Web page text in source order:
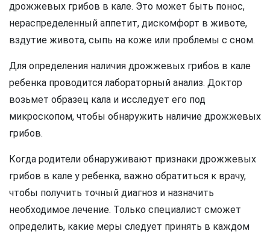
дрожжевых грибов в кале. Это может быть понос,
нераспределенный аппетит, дискомфорт в животе,
вздутие живота, сыпь на коже или проблемы с сном.
Для определения наличия дрожжевых грибов в кале
ребенка проводится лабораторный анализ. Доктор
возьмет образец кала и исследует его под
микроскопом, чтобы обнаружить наличие дрожжевых
грибов.
Когда родители обнаруживают признаки дрожжевых
грибов в кале у ребенка, важно обратиться к врачу,
чтобы получить точный диагноз и назначить
необходимое лечение. Только специалист сможет
определить, какие меры следует принять в каждом